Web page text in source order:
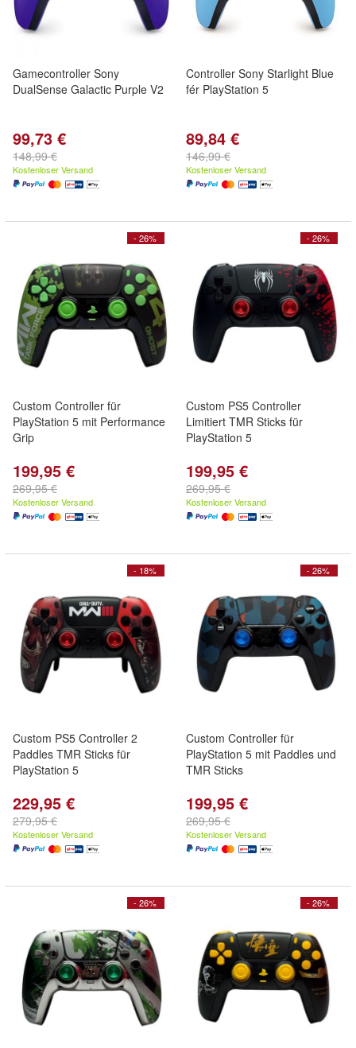
Gamecontroller Sony
DualSense Galactic Purple V2
99,73 €
148,99 €
Kostenloser Versand
Controller Sony Starlight Blue
fér PlayStation 5
89,84 €
146,99 €
Kostenloser Versand
- 26%
Custom Controller für
PlayStation 5 mit Performance
Grip
199,95 €
269,95 €
Kostenloser Versand
- 26%
Custom PS5 Controller
Limitiert TMR Sticks für
PlayStation 5
199,95 €
269,95 €
Kostenloser Versand
- 18%
Custom PS5 Controller 2
Paddles TMR Sticks für
PlayStation 5
229,95 €
279,95 €
Kostenloser Versand
- 26%
Custom Controller für
PlayStation 5 mit Paddles und
TMR Sticks
199,95 €
269,95 €
Kostenloser Versand
- 26% - 26%